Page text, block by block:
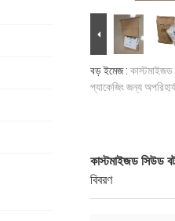
বড় ইমেজ : কাস্টমাইজড
প্যাকেজিং জন্য
কাস্টমাইজড সিউড
বিবরণ